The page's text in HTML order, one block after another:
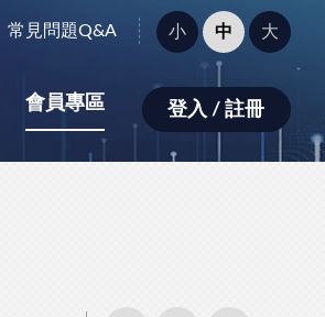
常見問題Q&A
字
型
小：
小 中 大
會員專區 登入 / 註冊